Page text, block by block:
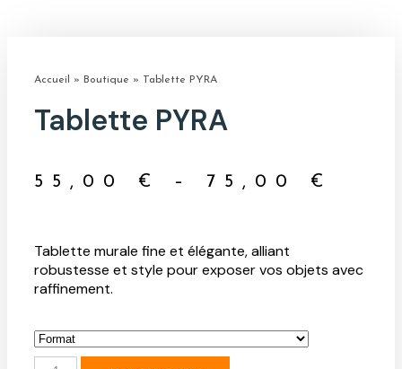
Accueil » Boutique » Tablette PYRA
Tablette PYRA
55,00 € – 75,00 €
Tablette murale fine et élégante, alliant
robustesse et style pour exposer vos objets avec
raffinement.